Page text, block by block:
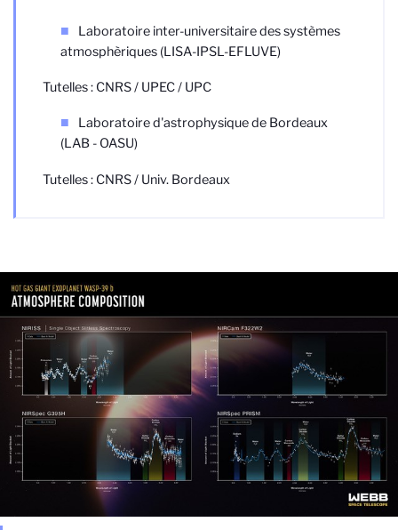
Laboratoire inter-universitaire des systèmes
atmosphèriques (LISA-IPSL-EFLUVE)
Tutelles : CNRS / UPEC / UPC
Laboratoire d'astrophysique de Bordeaux
(LAB - OASU)
Tutelles : CNRS / Univ. Bordeaux